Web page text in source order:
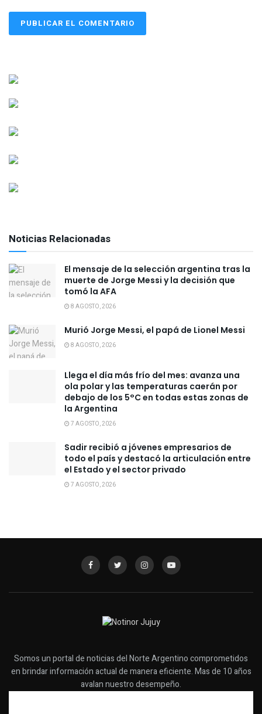
Noticias Relacionadas
El mensaje de la selección argentina tras la
muerte de Jorge Messi y la decisión que
tomó la AFA
8 AGOSTO, 2026
Murió Jorge Messi, el papá de Lionel Messi
8 AGOSTO, 2026
Llega el día más frío del mes: avanza una
ola polar y las temperaturas caerán por
debajo de los 5°C en todas estas zonas de
la Argentina
7 AGOSTO, 2026
Sadir recibió a jóvenes empresarios de
todo el país y destacó la articulación entre
el Estado y el sector privado
7 AGOSTO, 2026
Somos un portal de noticias del Norte Argentino comprometidos
en brindar información actual de manera eficiente. Mas de 10 años
avalan nuestro desempeño.